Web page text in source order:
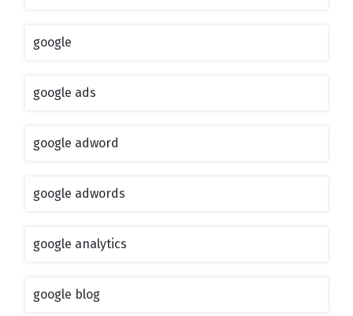
google
google ads
google adword
google adwords
google analytics
google blog